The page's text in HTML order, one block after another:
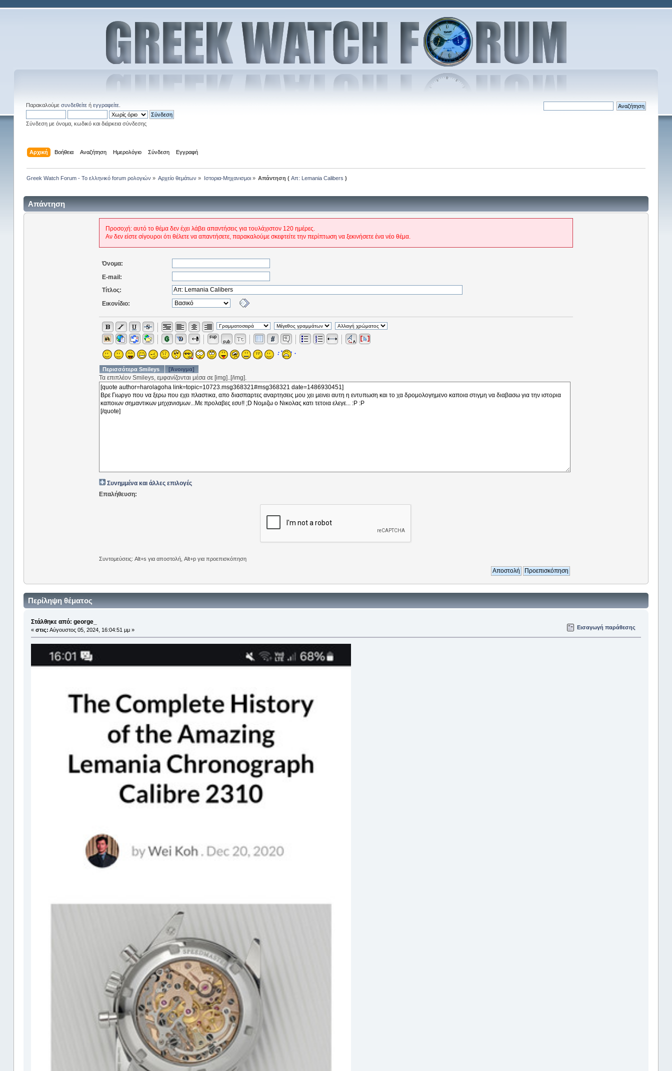
Παρακαλούμε συνδεθείτεή εγγραφείτε.
Σύνδεση με όνομα, κωδικό και διάρκεια σύνδεσης
Αρχική Βοήθεια Αναζήτηση Ημερολόγιο Σύνδεση Εγγραφή
Greek Watch Forum - Το ελληνικό forum ρολογιών » Αρχείο θεμάτων » Ιστορια-Μηχανισμοι» Απάντηση (Απ: Lemania Calibers )
Απάντηση
Προσοχή: αυτό το θέμα δεν έχει λάβει απαντήσεις για τουλάχιστον 120 ημέρες.
Αν δεν είστε σίγουροι ότι θέλετε να απαντήσετε, παρακαλούμε σκεφτείτε την περίπτωση να ξεκινήσετε ένα νέο θέμα.
Όνομα:
E-mail:
Τίτλος:
Εικονίδιο:
Περισσότερα Smileys [Άνοιγμα]
Τα επιπλέον Smileys, εμφανίζονται μέσα σε [img]..[/img].
Συνημμένα και άλλες επιλογές
Επαλήθευση:
Συντομεύσεις: Alt+s για αποστολή, Alt+p για προεπισκόπηση
Περίληψη θέματος
Στάλθηκε από: george_
« στις: Αύγουστος 05, 2024, 16:04:51 μμ » Εισαγωγή παράθεσης